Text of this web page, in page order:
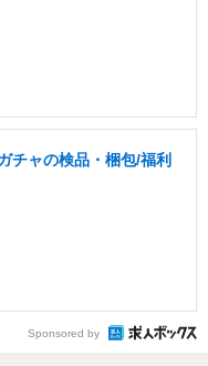
チャの検品・梱包/福利
Sponsored by